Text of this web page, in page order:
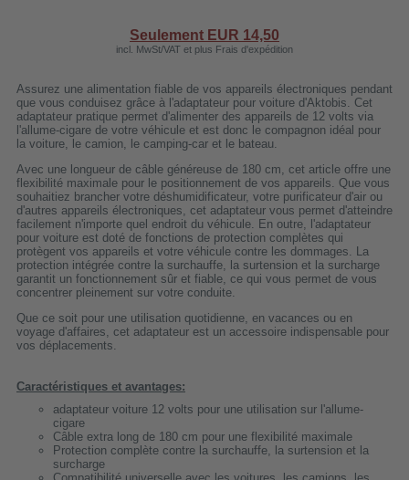
AF500B
Seulement EUR 14,50
incl. MwSt/VAT et plus Frais d'expédition
Assurez une alimentation fiable de vos appareils électroniques pendant
que vous conduisez grâce à l'adaptateur pour voiture d'Aktobis. Cet
adaptateur pratique permet d'alimenter des appareils de 12 volts via
l'allume-cigare de votre véhicule et est donc le compagnon idéal pour
la voiture, le camion, le camping-car et le bateau.
Avec une longueur de câble généreuse de 180 cm, cet article offre une
flexibilité maximale pour le positionnement de vos appareils. Que vous
souhaitiez brancher votre déshumidificateur, votre purificateur d'air ou
d'autres appareils électroniques, cet adaptateur vous permet d'atteindre
facilement n'importe quel endroit du véhicule. En outre, l'adaptateur
pour voiture est doté de fonctions de protection complètes qui
protègent vos appareils et votre véhicule contre les dommages. La
protection intégrée contre la surchauffe, la surtension et la surcharge
garantit un fonctionnement sûr et fiable, ce qui vous permet de vous
concentrer pleinement sur votre conduite.
Que ce soit pour une utilisation quotidienne, en vacances ou en
voyage d'affaires, cet adaptateur est un accessoire indispensable pour
vos déplacements.
Caractéristiques et avantages:
adaptateur voiture 12 volts pour une utilisation sur l'allume-
cigare
Câble extra long de 180 cm pour une flexibilité maximale
Protection complète contre la surchauffe, la surtension et la
surcharge